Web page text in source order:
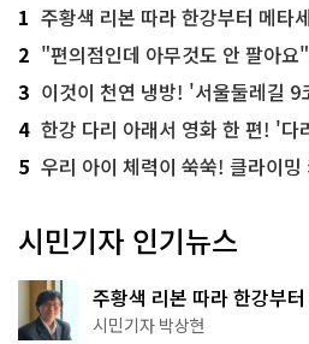
1 주황색 리본 따라 한강부터 메타세쿼이
2 "편의점인데 아무것도 안 팔아요" 서울에
3 이것이 천연 냉방! '서울둘레길
4 한강 다리 아래서 영화 한 편! '다
5 우리 아이 체력이 쑥쑥! 클라이밍
시민기자 인기뉴스
주황색 리본 따라 한강부
서울둘레길 15코스
시민기자 박상현